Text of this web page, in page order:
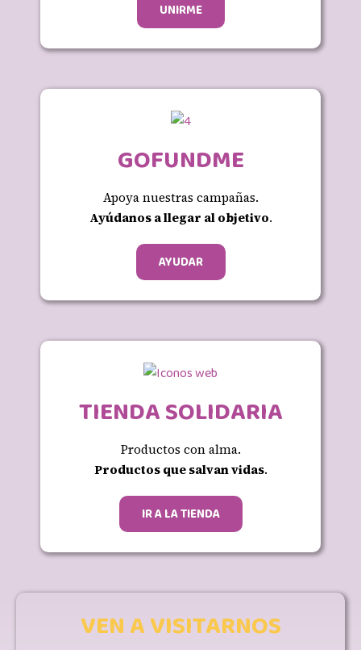
UNIRME
GOFUNDME
Apoya nuestras campañas.
Ayúdanos a llegar al objetivo.
AYUDAR
TIENDA SOLIDARIA
Productos con alma.
Productos que salvan vidas.
IR A LA TIENDA
VEN A VISITARNOS